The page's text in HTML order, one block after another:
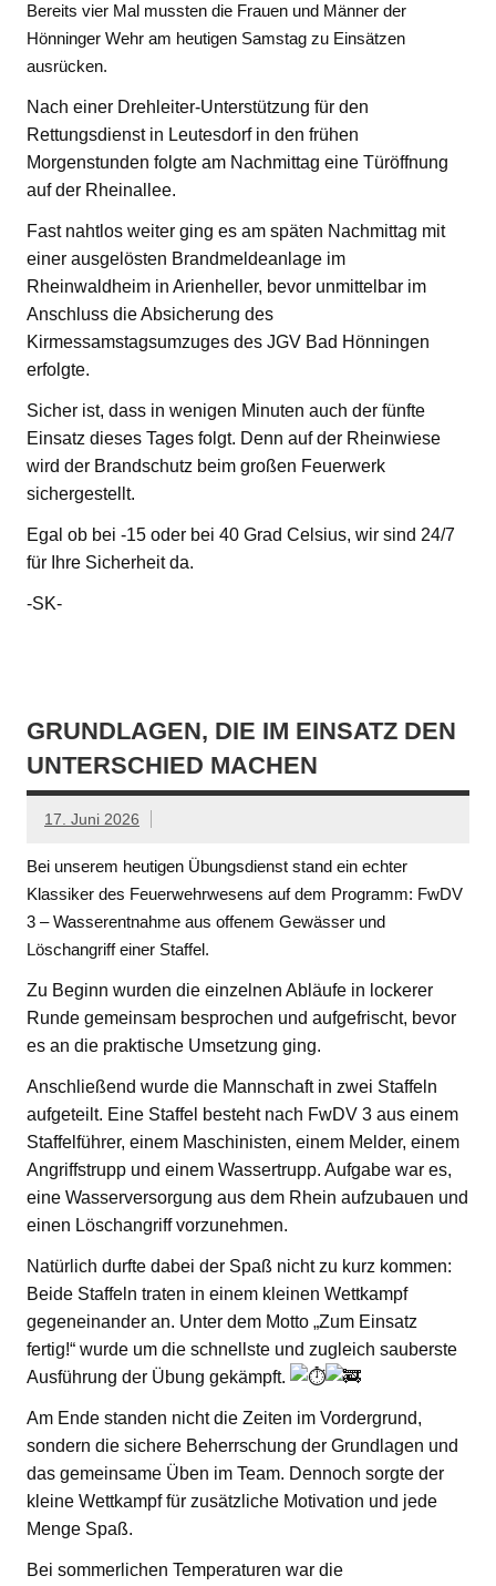
Bereits vier Mal mussten die Frauen und Männer der
Hönninger Wehr am heutigen Samstag zu Einsätzen
ausrücken.
Nach einer Drehleiter-Unterstützung für den
Rettungsdienst in Leutesdorf in den frühen
Morgenstunden folgte am Nachmittag eine Türöffnung
auf der Rheinallee.
Fast nahtlos weiter ging es am späten Nachmittag mit
einer ausgelösten Brandmeldeanlage im
Rheinwaldheim in Arienheller, bevor unmittelbar im
Anschluss die Absicherung des
Kirmessamstagsumzuges des JGV Bad Hönningen
erfolgte.
Sicher ist, dass in wenigen Minuten auch der fünfte
Einsatz dieses Tages folgt. Denn auf der Rheinwiese
wird der Brandschutz beim großen Feuerwerk
sichergestellt.
Egal ob bei -15 oder bei 40 Grad Celsius, wir sind 24/7
für Ihre Sicherheit da.
-SK-
GRUNDLAGEN, DIE IM EINSATZ DEN
UNTERSCHIED MACHEN
17. Juni 2026
Bei unserem heutigen Übungsdienst stand ein echter
Klassiker des Feuerwehrwesens auf dem Programm: FwDV
3 – Wasserentnahme aus offenem Gewässer und
Löschangriff einer Staffel.
Zu Beginn wurden die einzelnen Abläufe in lockerer
Runde gemeinsam besprochen und aufgefrischt, bevor
es an die praktische Umsetzung ging.
Anschließend wurde die Mannschaft in zwei Staffeln
aufgeteilt. Eine Staffel besteht nach FwDV 3 aus einem
Staffelführer, einem Maschinisten, einem Melder, einem
Angriffstrupp und einem Wassertrupp. Aufgabe war es,
eine Wasserversorgung aus dem Rhein aufzubauen und
einen Löschangriff vorzunehmen.
Natürlich durfte dabei der Spaß nicht zu kurz kommen:
Beide Staffeln traten in einem kleinen Wettkampf
gegeneinander an. Unter dem Motto „Zum Einsatz
fertig!“ wurde um die schnellste und zugleich sauberste
Ausführung der Übung gekämpft.
Am Ende standen nicht die Zeiten im Vordergrund,
sondern die sichere Beherrschung der Grundlagen und
das gemeinsame Üben im Team. Dennoch sorgte der
kleine Wettkampf für zusätzliche Motivation und jede
Menge Spaß.
Bei sommerlichen Temperaturen war die